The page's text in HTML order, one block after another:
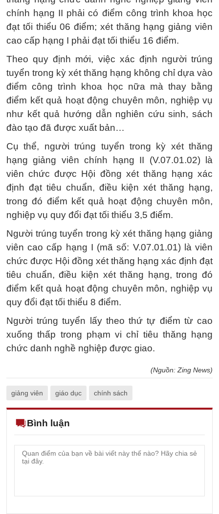
chính hạng II phải có điểm công trình khoa học
đạt tối thiểu 06 điểm; xét thăng hạng giảng viên
cao cấp hạng I phải đạt tối thiểu 16 điểm.
Theo quy định mới, việc xác định người trúng
tuyển trong kỳ xét thăng hạng không chỉ dựa vào
điểm công trình khoa học nữa mà thay bằng
điểm kết quả hoạt động chuyên môn, nghiệp vụ
như kết quả hướng dẫn nghiên cứu sinh, sách
đào tạo đã được xuất bản…
Cụ thể, người trúng tuyển trong kỳ xét thăng
hạng giảng viên chính hạng II (V.07.01.02) là
viên chức được Hội đồng xét thăng hạng xác
định đạt tiêu chuẩn, điều kiện xét thăng hạng,
trong đó điểm kết quả hoạt động chuyên môn,
nghiệp vụ quy đổi đạt tối thiểu 3,5 điểm.
Người trúng tuyển trong kỳ xét thăng hạng giảng
viên cao cấp hạng I (mã số: V.07.01.01) là viên
chức được Hội đồng xét thăng hạng xác định đạt
tiêu chuẩn, điều kiện xét thăng hạng, trong đó
điểm kết quả hoạt động chuyên môn, nghiệp vụ
quy đổi đạt tối thiểu 8 điểm.
Người trúng tuyển lấy theo thứ tự điểm từ cao
xuống thấp trong phạm vi chỉ tiêu thăng hạng
chức danh nghề nghiệp được giao.
(Nguồn: Zing News)
giảng viên giáo dục chính sách
Bình luận